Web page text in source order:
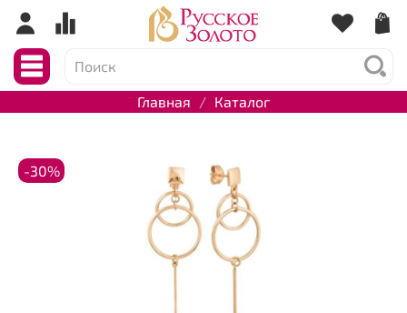
Главная Каталог
-30%